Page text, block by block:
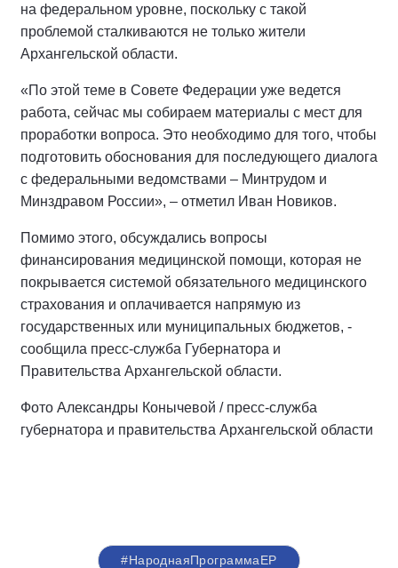
на федеральном уровне, поскольку с такой
проблемой сталкиваются не только жители
Архангельской области.
«По этой теме в Совете Федерации уже ведется
работа, сейчас мы собираем материалы с мест для
проработки вопроса. Это необходимо для того, чтобы
подготовить обоснования для последующего диалога
с федеральными ведомствами – Минтрудом и
Минздравом России», – отметил Иван Новиков.
Помимо этого, обсуждались вопросы
финансирования медицинской помощи, которая не
покрывается системой обязательного медицинского
страхования и оплачивается напрямую из
государственных или муниципальных бюджетов, -
сообщила пресс-служба Губернатора и
Правительства Архангельской области.
Фото Александры Конычевой / пресс-служба
губернатора и правительства Архангельской области
#НароднаяПрограммаЕР